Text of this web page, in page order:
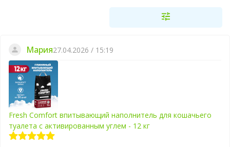
Мария27.04.2026 / 15:19
Fresh Comfort впитывающий наполнитель для кошачьего
туалета с активированным углем - 12 кг